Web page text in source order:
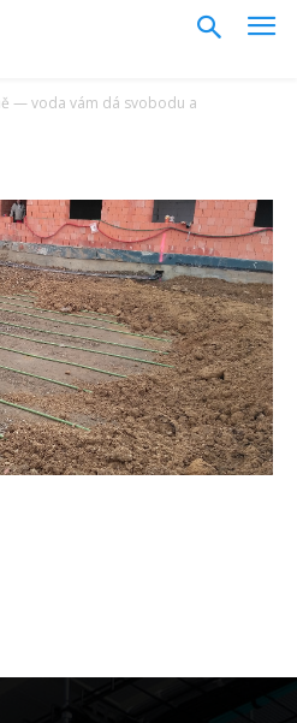
— voda vám dá svobodu a